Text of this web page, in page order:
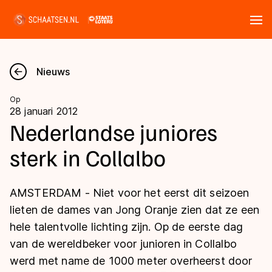
Nieuws
Kalender
Disciplines
Langebaan
Shorttrack
Inlineskaten
Uitslagen
Langebaan
Shorttrack
Marathon
Tijden & historie
Ranglijsten Langebaan
Nieuws
Op
28 januari 2012
Nederlandse juniores
sterk in Collalbo
AMSTERDAM - Niet voor het eerst dit seizoen
lieten de dames van Jong Oranje zien dat ze een
hele talentvolle lichting zijn. Op de eerste dag
van de wereldbeker voor junioren in Collalbo
werd met name de 1000 meter overheerst door